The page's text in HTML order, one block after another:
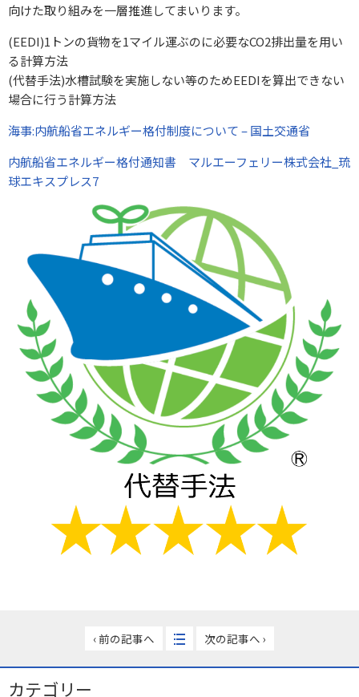
向けた取り組みを一層推進してまいります。
(EEDI)1トンの貨物を1マイル運ぶのに必要なCO2排出量を用い
る計算方法
(代替手法)水槽試験を実施しない等のためEEDIを算出できない
場合に行う計算方法
海事:内航船省エネルギー格付制度について – 国土交通省
内航船省エネルギー格付通知書 マルエーフェリー株式会社_琉
球エキスプレス7
‹ 前の記事へ 次の記事へ ›
カテゴリー